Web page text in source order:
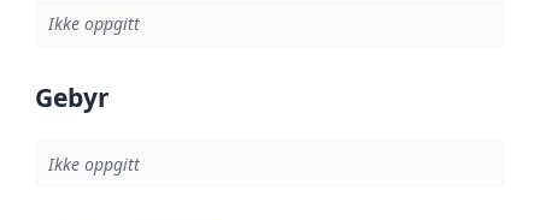
Ikke oppgitt
Gebyr
Ikke oppgitt